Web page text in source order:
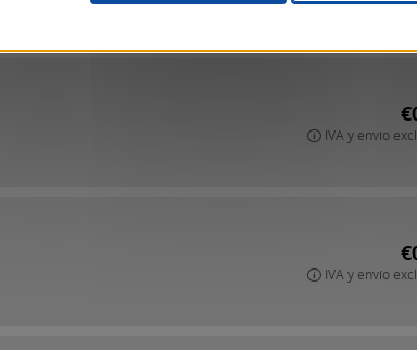
IVA y envío
IVA y envío